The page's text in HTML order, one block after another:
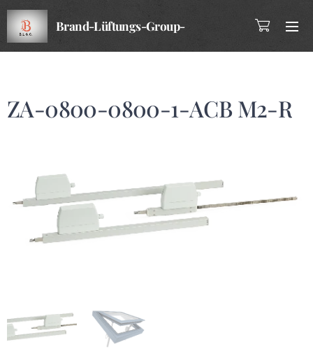
Brand-Lüftungs-Group-
ZA-0800-0800-1-ACB M2-R